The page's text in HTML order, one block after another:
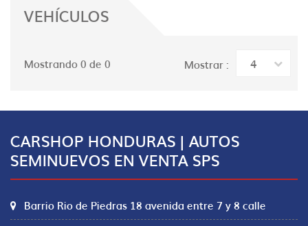
VEHÍCULOS
Mostrando 0 de 0 Mostrar : 4
CARSHOP HONDURAS | AUTOS
SEMINUEVOS EN VENTA SPS
Barrio Rio de Piedras 18 avenida entre 7 y 8 calle